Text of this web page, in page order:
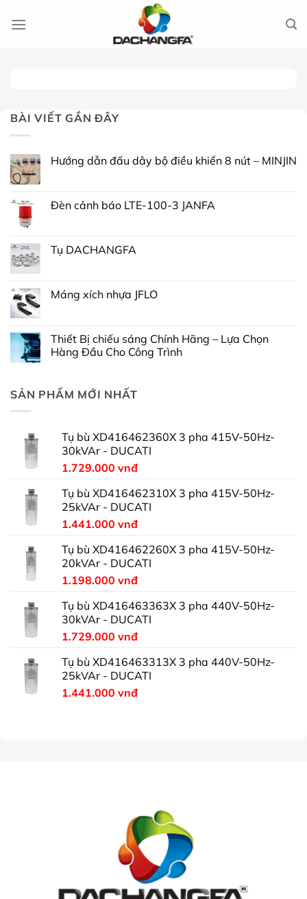
đến
BÀI VIẾT GẦN ĐÂY
Hướng dẫn đấu dây bộ điều khiển 8 nút – MINJIN
Đèn cảnh báo LTE-100-3 JANFA
Tụ DACHANGFA
Máng xích nhựa JFLO
Thiết Bị chiếu sáng Chính Hãng – Lựa Chọn
Hàng Đầu Cho Công Trình
SẢN PHẨM MỚI NHẤT
Tụ bù XD416462360X 3 pha 415V-50Hz-
30kVAr - DUCATI
1.729.000 vnđ
Tụ bù XD416462310X 3 pha 415V-50Hz-
25kVAr - DUCATI
1.441.000 vnđ
Tụ bù XD416462260X 3 pha 415V-50Hz-
20kVAr - DUCATI
1.198.000 vnđ
Tụ bù XD416463363X 3 pha 440V-50Hz-
30kVAr - DUCATI
1.729.000 vnđ
Tụ bù XD416463313X 3 pha 440V-50Hz-
25kVAr - DUCATI
1.441.000 vnđ